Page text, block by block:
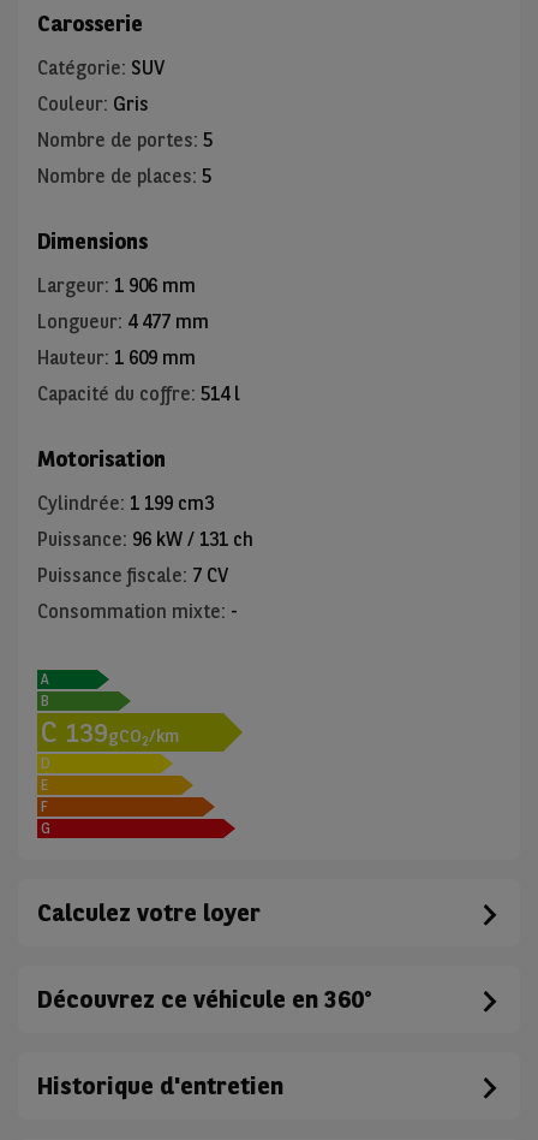
Carosserie
Catégorie: SUV
Couleur: Gris
Nombre de portes: 5
Nombre de places: 5
Dimensions
Largeur: 1 906 mm
Longueur: 4 477 mm
Hauteur: 1 609 mm
Capacité du coffre: 514 l
Motorisation
Cylindrée: 1 199 cm3
Puissance: 96 kW / 131 ch
Puissance fiscale: 7 CV
Consommation mixte: -
A
B
C 139gCO2/km
D
E
F
G
Calculez votre loyer
Découvrez ce véhicule en 360°
Historique d'entretien